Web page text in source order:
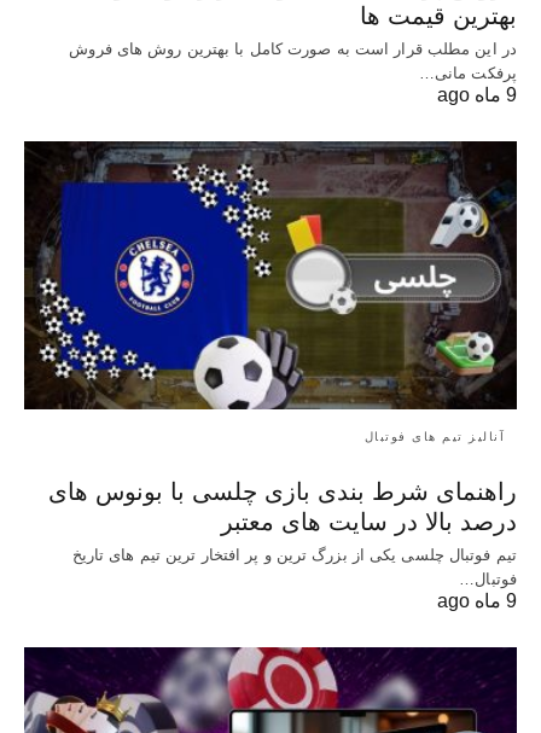
بهترین قیمت ها
در این مطلب قرار است به صورت کامل با بهترین روش‌ های فروش
پرفکت مانی…
9 ماه ago
آنالیز تیم های فوتبال
راهنمای شرط بندی بازی چلسی با بونوس های
درصد بالا در سایت های معتبر
تیم فوتبال چلسی یکی از بزرگ ترین و پر افتخار ترین تیم های تاریخ
فوتبال…
9 ماه ago